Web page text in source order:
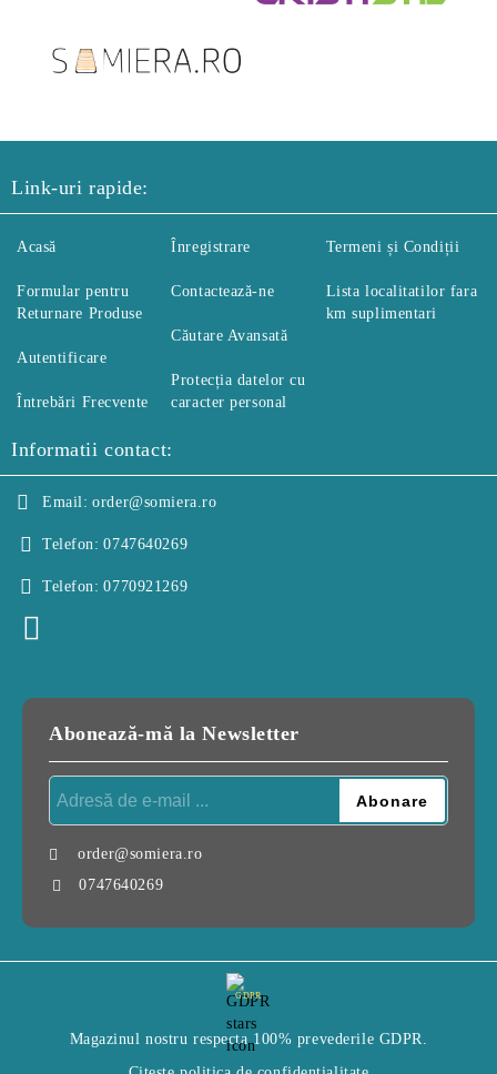
Link-uri rapide:
Acasă
Formular pentru
Returnare Produse
Autentificare
Întrebări Frecvente
Înregistrare
Contactează-ne
Căutare Avansată
Protecția datelor cu
caracter personal
Termeni și Condiții
Lista localitatilor fara
km suplimentari
Informatii contact:
Email: order@somiera.ro
Telefon: 0747640269
Telefon: 0770921269
Abonează-mă la Newsletter
order@somiera.ro
0747640269
GDPR
Magazinul nostru respecta 100% prevederile GDPR.